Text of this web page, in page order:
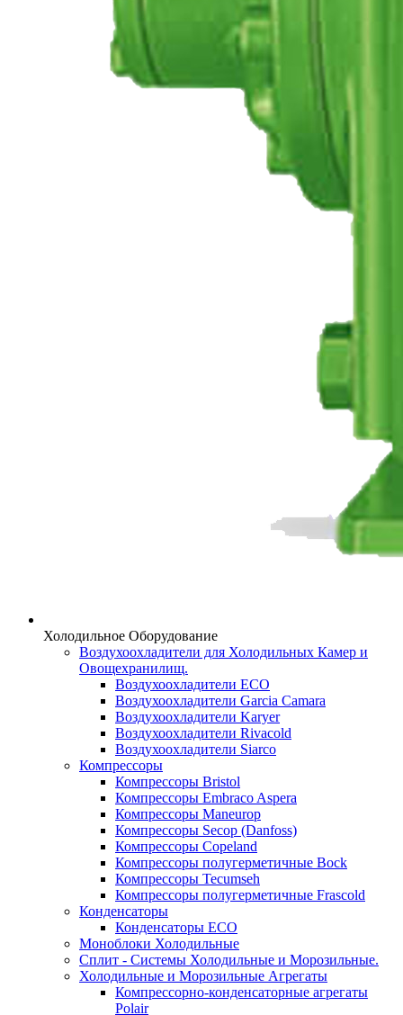
Холодильное Оборудование
Воздухоохладители для Холодильных Камер и
Овощехранилищ.
Воздухоохладители ECO
Воздухоохладители Garcia Camara
Воздухоохладители Karyer
Воздухоохладители Rivacold
Воздухоохладители Siarco
Компрессоры
Компрессоры Bristol
Компрессоры Embraco Aspera
Компрессоры Maneurop
Компрессоры Secop (Danfoss)
Компрессоры Copeland
Компрессоры полугерметичные Bock
Компрессоры Tecumseh
Компрессоры полугерметичные Frascold
Конденсаторы
Конденсаторы ECO
Моноблоки Холодильные
Сплит - Системы Холодильные и Морозильные.
Холодильные и Морозильные Агрегаты
Компрессорно-конденсаторные агрегаты
Polair